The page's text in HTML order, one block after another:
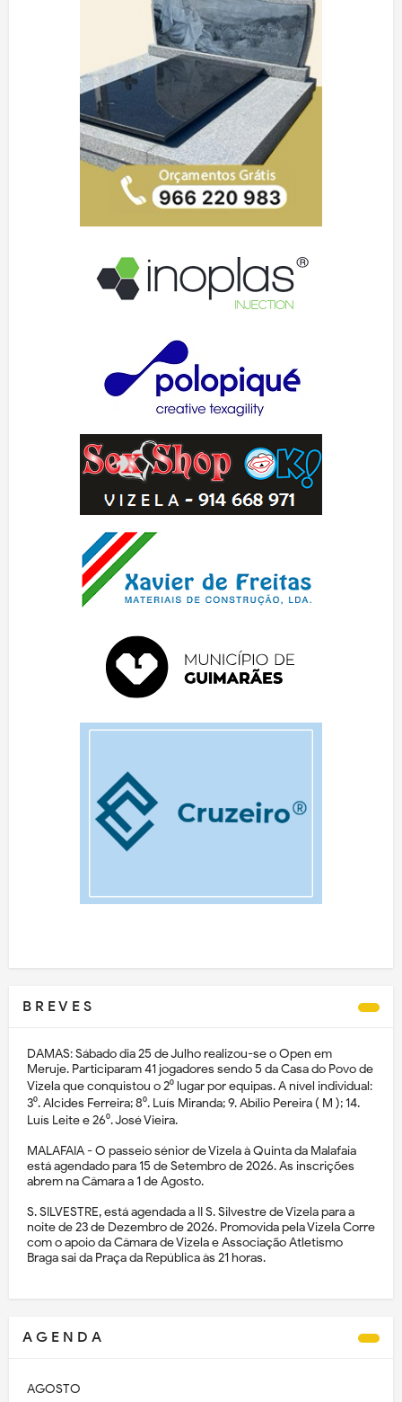
B R E V E S
DAMAS: Sábado dia 25 de Julho realizou-se o Open em
Meruje. Participaram 41 jogadores sendo 5 da Casa do Povo de
Vizela que conquistou o 2⁰ lugar por equipas. A nível individual:
3⁰. Alcides Ferreira; 8⁰. Luís Miranda; 9. Abílio Pereira ( M ); 14.
Luís Leite e 26⁰. José Vieira.
MALAFAIA - O passeio sénior de Vizela à Quinta da Malafaia
está agendado para 15 de Setembro de 2026. As inscrições
abrem na Câmara a 1 de Agosto.
S. SILVESTRE, está agendada a II S. Silvestre de Vizela para a
noite de 23 de Dezembro de 2026. Promovida pela Vizela Corre
com o apoio da Câmara de Vizela e Associação Atletismo
Braga sai da Praça da República às 21 horas.
A G E N D A
AGOSTO